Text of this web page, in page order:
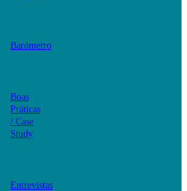
Barómetro
Boas
Práticas
/ Case
Study
Entrevistas